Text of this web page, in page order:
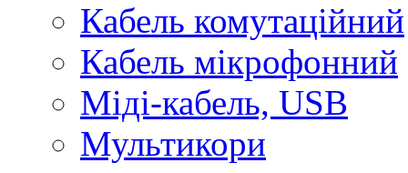
Кабель комутаційний
Кабель мікрофонний
Міді-кабель, USB
Мультикори